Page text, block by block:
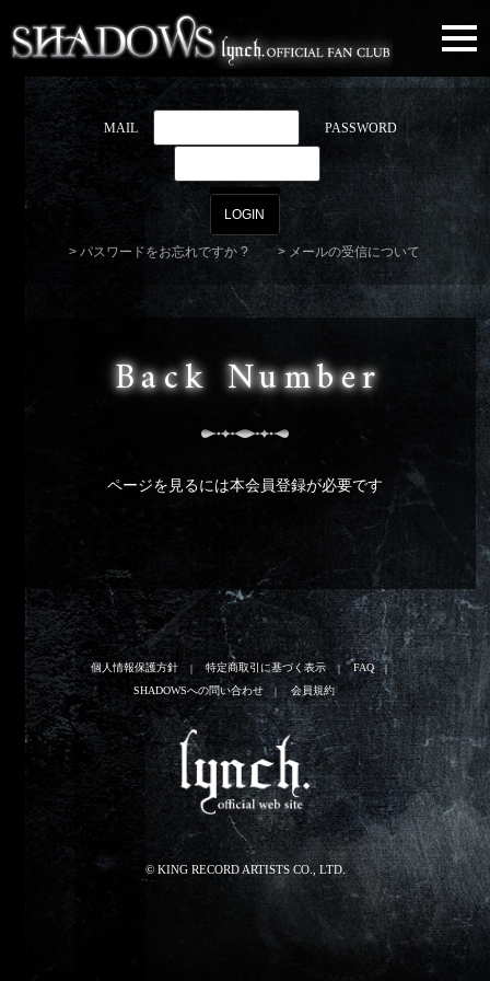
MAIL PASSWORD
パスワードをお忘れですか ? メールの受信について
Back Number
ページを見るには本会員登録が必要です
個人情報保護方針 特定商取引に基づく表示
FAQ
SHADOWSへの問い合わせ
会員規約
© KING RECORD ARTISTS CO., LTD.